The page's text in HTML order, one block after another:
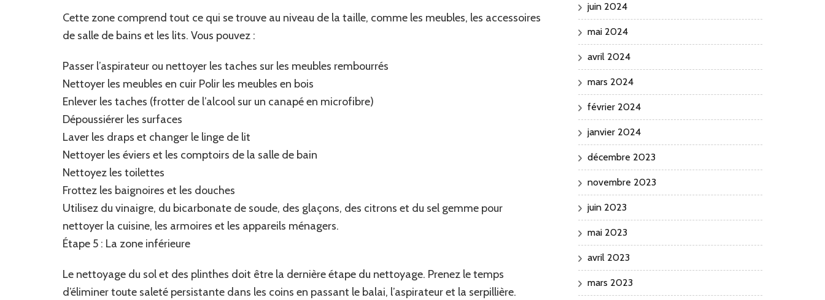
Cette zone comprend tout ce qui se trouve au niveau de la taille, comme les meubles, les accessoires
de salle de bains et les lits. Vous pouvez :
Passer l’aspirateur ou nettoyer les taches sur les meubles rembourrés
Nettoyer les meubles en cuir Polir les meubles en bois
Enlever les taches (frotter de l’alcool sur un canapé en microfibre)
Dépoussiérer les surfaces
Laver les draps et changer le linge de lit
Nettoyer les éviers et les comptoirs de la salle de bain
Nettoyez les toilettes
Frottez les baignoires et les douches
Utilisez du vinaigre, du bicarbonate de soude, des glaçons, des citrons et du sel gemme pour
nettoyer la cuisine, les armoires et les appareils ménagers.
Étape 5 : La zone inférieure
Le nettoyage du sol et des plinthes doit être la dernière étape du nettoyage. Prenez le temps
d’éliminer toute saleté persistante dans les coins en passant le balai, l’aspirateur et la serpillière.
juin 2024
mai 2024
avril 2024
mars 2024
février 2024
janvier 2024
décembre 2023
novembre 2023
juin 2023
mai 2023
avril 2023
mars 2023